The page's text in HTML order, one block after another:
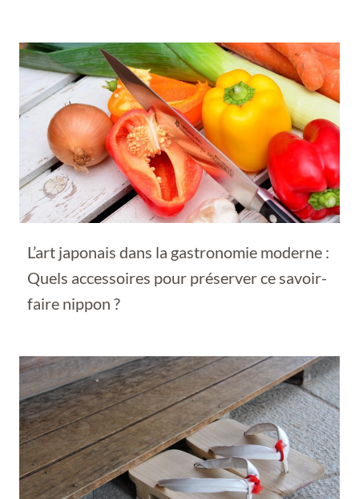
L’art japonais dans la gastronomie moderne :
Quels accessoires pour préserver ce savoir-
faire nippon ?